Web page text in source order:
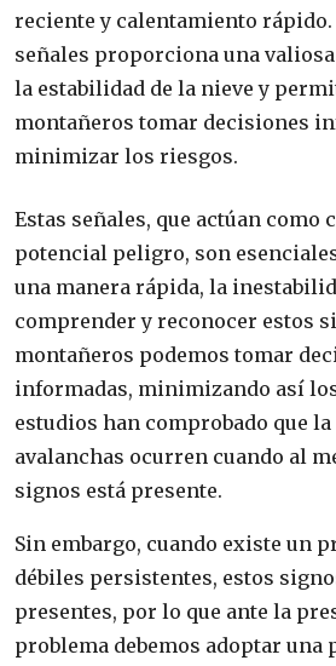
reciente y calentamiento rápido.
señales proporciona una
la estabilidad de la nieve y
montañeros tomar decisiones
minimizar los riesgos.
Estas señales, que actúan
potencial peligro, son
una manera rápida, la
comprender y reconocer estos
montañeros podemos tomar
informadas, minimizando así
estudios han comprobado que
avalanchas ocurren cuando al
signos está presente.
Sin embargo, cuando existe un
débiles persistentes, estos
presentes, por lo que ante la
problema debemos adoptar una